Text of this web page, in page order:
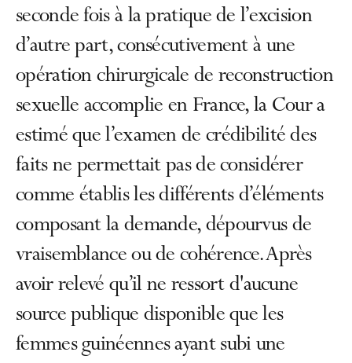
seconde fois à la pratique de l’excision
d’autre part, consécutivement à une
opération chirurgicale de reconstruction
sexuelle accomplie en France, la Cour a
estimé que l’examen de crédibilité des
faits ne permettait pas de considérer
comme établis les différents d’éléments
composant la demande, dépourvus de
vraisemblance ou de cohérence. Après
avoir relevé qu’il ne ressort d'aucune
source publique disponible que les
femmes guinéennes ayant subi une